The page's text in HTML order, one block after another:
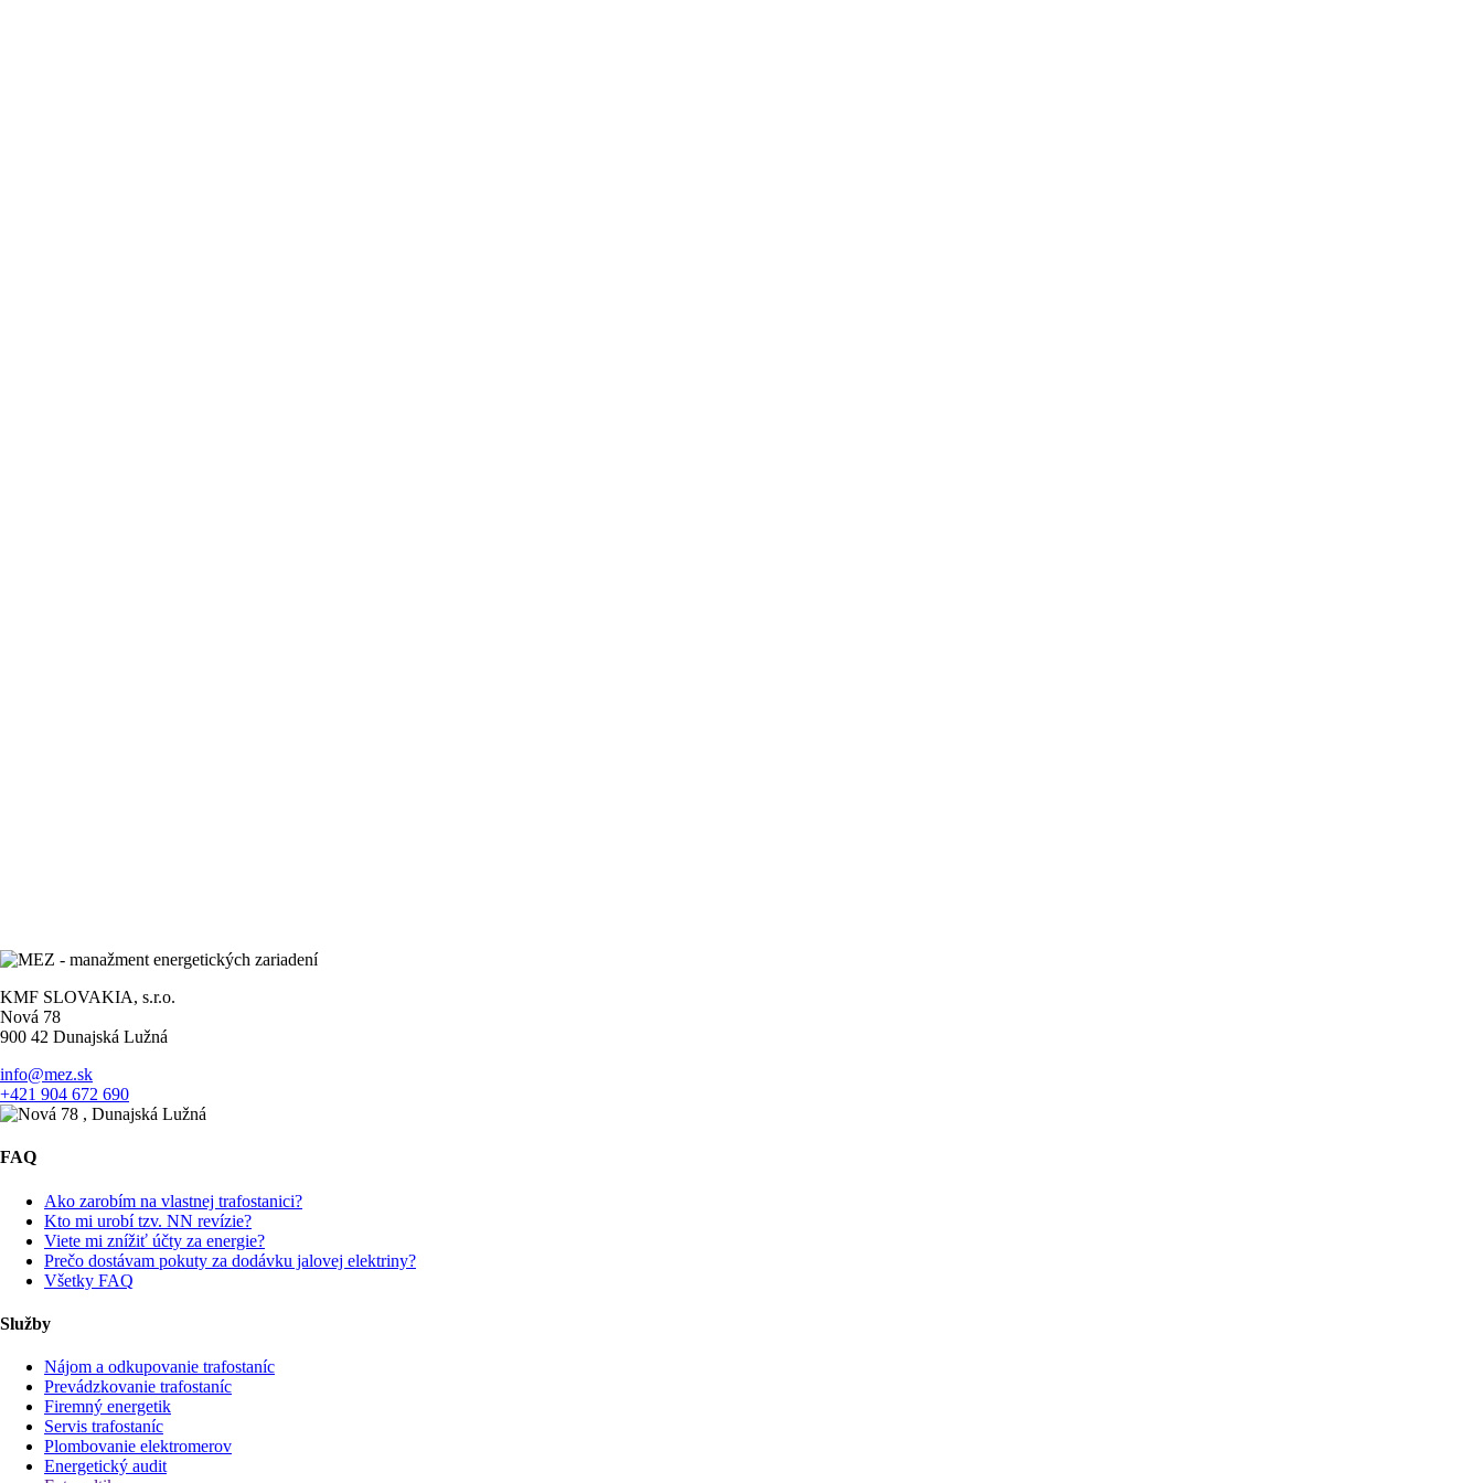
KMF SLOVAKIA, s.r.o.
Nová 78
900 42 Dunajská Lužná
info@mez.sk
+421 904 672 690
FAQ
Ako zarobím na vlastnej trafostanici?
Kto mi urobí tzv. NN revízie?
Viete mi znížiť účty za energie?
Prečo dostávam pokuty za dodávku jalovej elektriny?
Všetky FAQ
Služby
Nájom a odkupovanie trafostaníc
Prevádzkovanie trafostaníc
Firemný energetik
Servis trafostaníc
Plombovanie elektromerov
Energetický audit